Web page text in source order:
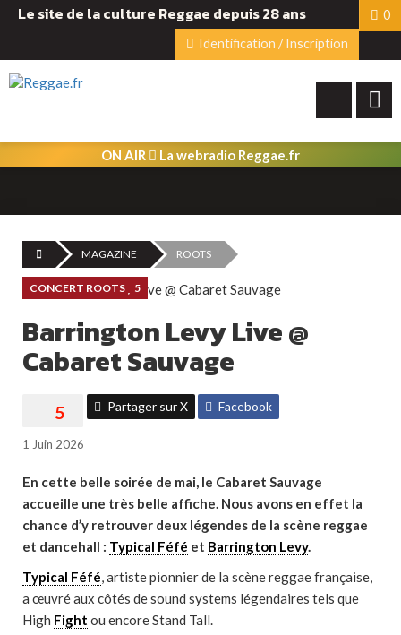
Le site de la culture Reggae depuis 28 ans
0
Identification / Inscription
ON AIR La webradio Reggae.fr
MAGAZINE ROOTS
CONCERT ROOTS 5
Barrington Levy Live @
Cabaret Sauvage
Partager sur X Facebook
1 Juin 2026
En cette belle soirée de mai, le Cabaret Sauvage
accueille une très belle affiche. Nous avons en effet la
chance d’y retrouver deux légendes de la scène reggae
et dancehall : Typical Féfé et Barrington Levy.
Typical Féfé, artiste pionnier de la scène reggae française,
a œuvré aux côtés de sound systems légendaires tels que
High Fight ou encore Stand Tall.